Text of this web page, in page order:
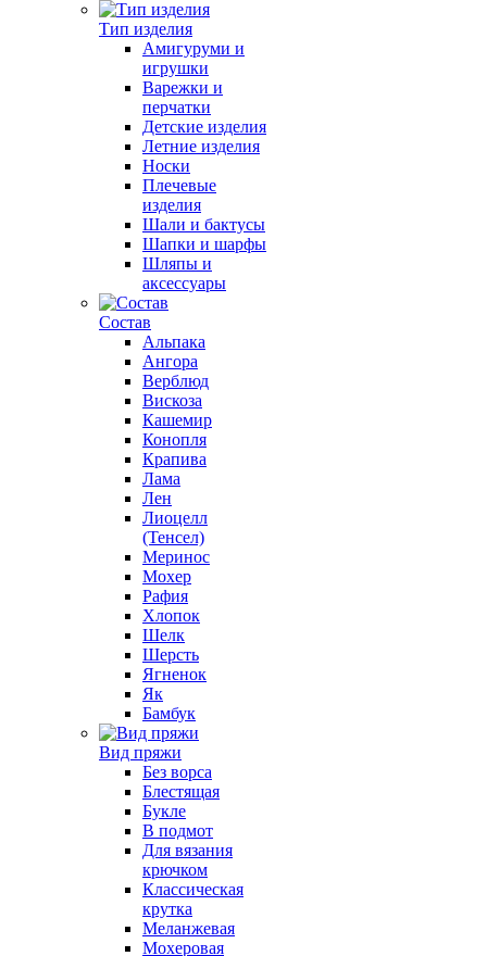
Тип изделия
Амигуруми и
игрушки
Варежки и
перчатки
Детские изделия
Летние изделия
Носки
Плечевые
изделия
Шали и бактусы
Шапки и шарфы
Шляпы и
аксессуары
Состав
Альпака
Ангора
Верблюд
Вискоза
Кашемир
Конопля
Крапива
Лама
Лен
Лиоцелл
(Тенсел)
Меринос
Мохер
Рафия
Хлопок
Шелк
Шерсть
Ягненок
Як
Бамбук
Вид пряжи
Без ворса
Блестящая
Букле
В подмот
Для вязания
крючком
Классическая
крутка
Меланжевая
Мохеровая